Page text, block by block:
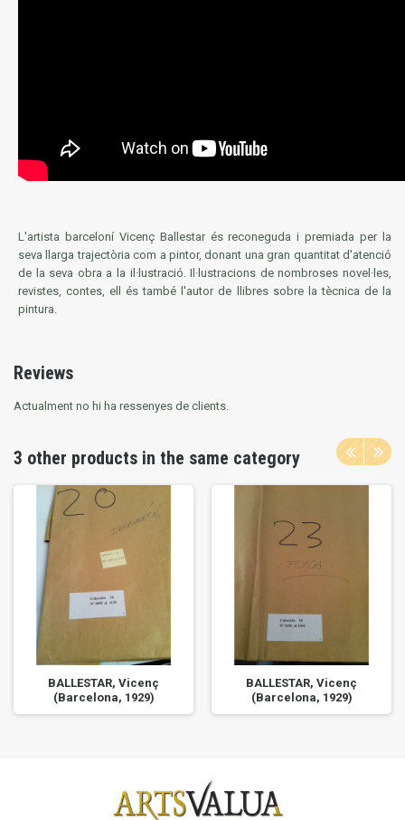
L'artista barceloní Vicenç Ballestar és reconeguda i premiada per la
seva llarga trajectòria com a pintor, donant una gran quantitat d'atenció
de la seva obra a la il·lustració. Il·lustracions de nombroses novel·les,
revistes, contes, ell és també l'autor de llibres sobre la tècnica de la
pintura.
Reviews
Actualment no hi ha ressenyes de clients.
3 other products in the same category
BALLESTAR, Vicenç
(Barcelona, 1929)
BALLESTAR, Vicenç
(Barcelona, 1929)